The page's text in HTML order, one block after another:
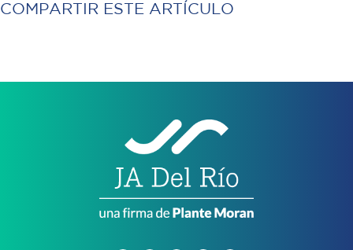
COMPARTIR ESTE ARTÍCULO